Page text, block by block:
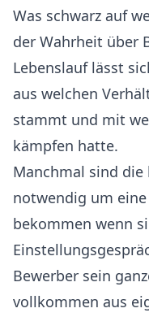
Was schwarz auf
der Wahrheit über
Lebenslauf lässt
aus welchen
stammt und mit
kämpfen hatte.
Manchmal sind
notwendig um
bekommen wenn
Bewerber sein
vollkommen aus